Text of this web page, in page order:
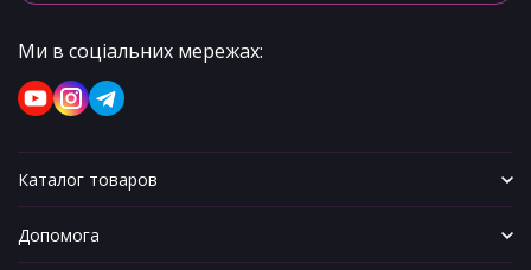
Ми в соціальних мережах:
Каталог товаров
Допомога